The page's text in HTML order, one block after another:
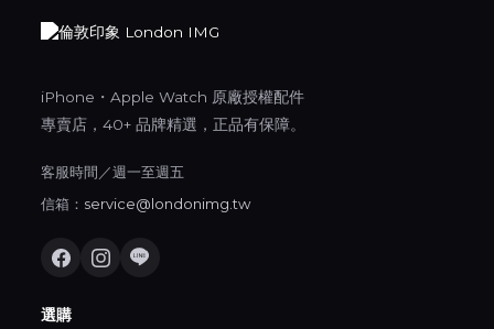
iPhone・Apple Watch 原廠授權配件
專賣店，40+ 品牌精選，正品有保障。
客服時間／週一至週五
信箱： service@londonimg.tw
選購